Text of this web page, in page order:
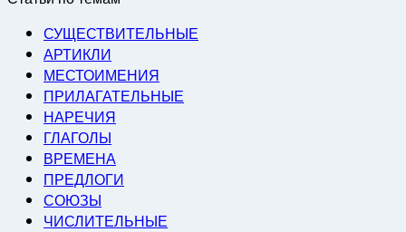
СУЩЕСТВИТЕЛЬНЫЕ
АРТИКЛИ
МЕСТОИМЕНИЯ
ПРИЛАГАТЕЛЬНЫЕ
НАРЕЧИЯ
ГЛАГОЛЫ
ВРЕМЕНА
ПРЕДЛОГИ
СОЮЗЫ
ЧИСЛИТЕЛЬНЫЕ